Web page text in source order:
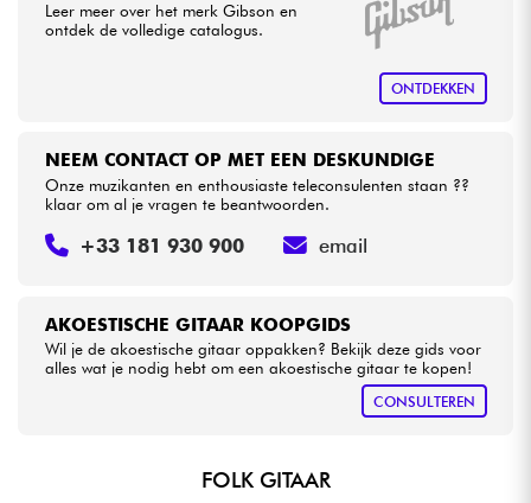
Leer meer over het merk Gibson en
ontdek de volledige catalogus.
ONTDEKKEN
AKOESTISCHE GITAAR KOOPGIDS
Wil je de akoestische gitaar oppakken? Bekijk deze gids voor
alles wat je nodig hebt om een akoestische gitaar te kopen!
CONSULTEREN
NEEM CONTACT OP MET EEN DESKUNDIGE
Onze muzikanten en enthousiaste teleconsulenten staan ??
klaar om al je vragen te beantwoorden.
+33 181 930 900 email
FOLK GITAAR